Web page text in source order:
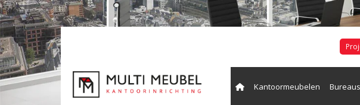
Kantoormeubelen